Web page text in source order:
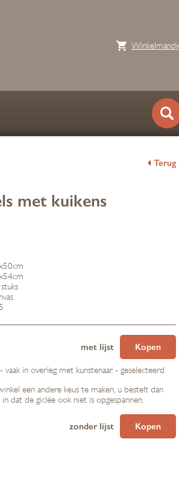
Terug
met kuikens
Kopen
met lijst
in overleg met kunstenaar - geselecteerd
een andere keus te maken, u bestelt dan
dat de giclée ook niet is opgespannen.
Kopen
zonder lijst